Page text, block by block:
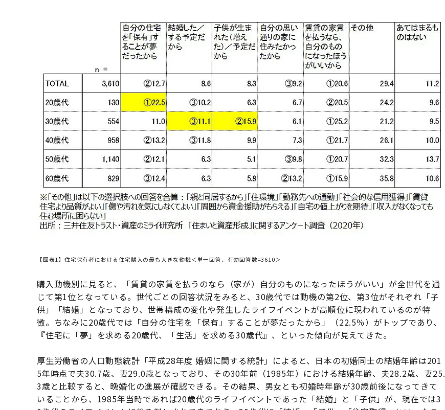
【図表1】住宅保有者における住宅購入の最も大きな動機＜単一回答、有効回答数=3610＞
購入動機別に見ると、「賃貸の家賃を払うのなら（家が）自分のものになったほうがいい」が全世代を通
じて第1位となっている。世代ごとの回答状況をみると、30歳代では動機の第2位、第3位がそれぞれ「子
供」「結婚」となっており、世帯構成の変化や発生したライフイベントが高順位に現われているのが特
徴。ちなみに20歳代では「自分の住宅を「保有」することが夢だったから」（22.5％）がトップであり、
『住宅に「夢」を求める20歳代、「生活」を求める30歳代』、といった傾向が見えてきた。
厚生労働省の人口動態統計「平成28年度 婚姻に関する統計」によると、日本の初婚同士の結婚年齢は201
5年時点で夫30.7歳、妻29.0歳となっており、その30年前（1985年）における結婚年齢、夫28.2歳、妻25.
3歳と比較すると、晩婚化の進展が確認できる。その結果、男女とも初婚時年齢が30歳前後になってきて
いることから、1985年当時であれば20歳代のライフイベントであった「結婚」と「子供」が、現在では3